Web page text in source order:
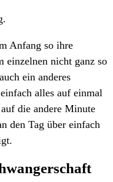
Anfang so ihre
einzelnen nicht ganz so
ein anderes
alles auf einmal
die andere Minute
den Tag über einfach